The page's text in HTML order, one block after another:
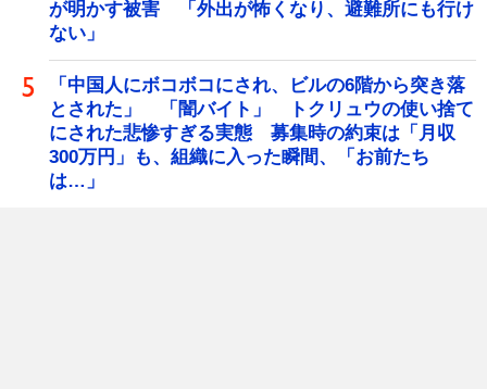
が明かす被害 「外出が怖くなり、避難所にも行け
ない」
「中国人にボコボコにされ、ビルの6階から突き落
とされた」 「闇バイト」 トクリュウの使い捨て
にされた悲惨すぎる実態 募集時の約束は「月収
300万円」も、組織に入った瞬間、「お前たち
は…」